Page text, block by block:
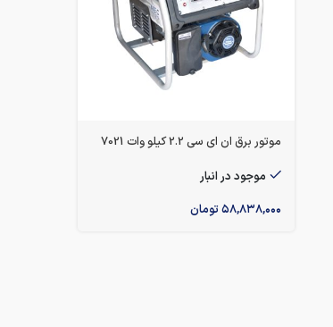
موتور برق ان ای سی 2.2 کیلو وات 7021
موجود در انبار
۵۸,۸۳۸,۰۰۰تومان